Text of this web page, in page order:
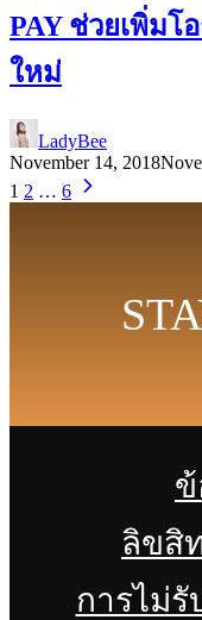
PAY ช่วยเพิ่มโ
ใหม่
LadyBee
November 14, 2018
1 2 … 6
ลิขสิ
การไม่รั